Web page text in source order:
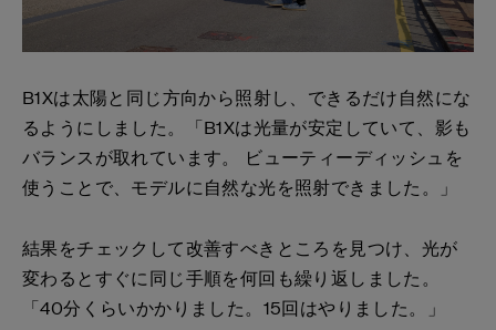
B1Xは太陽と同じ方向から照射し、できるだけ自然にな
るようにしました。「B1Xは光量が安定していて、影も
バランスが取れています。 ビューティーディッシュを
使うことで、モデルに自然な光を照射できました。」
結果をチェックして改善すべきところを見つけ、光が
変わるとすぐに同じ手順を何回も繰り返しました。
「40分くらいかかりました。15回はやりました。」